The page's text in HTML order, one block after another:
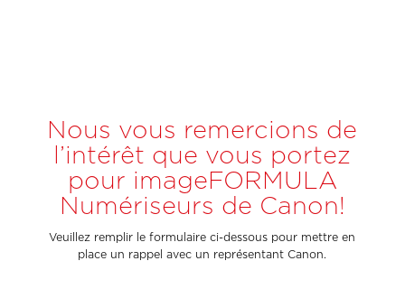
Nous vous remercions de
l’intérêt que vous portez
pour imageFORMULA
Numériseurs de Canon!
Veuillez remplir le formulaire ci-dessous pour mettre en
place un rappel avec un représentant Canon.